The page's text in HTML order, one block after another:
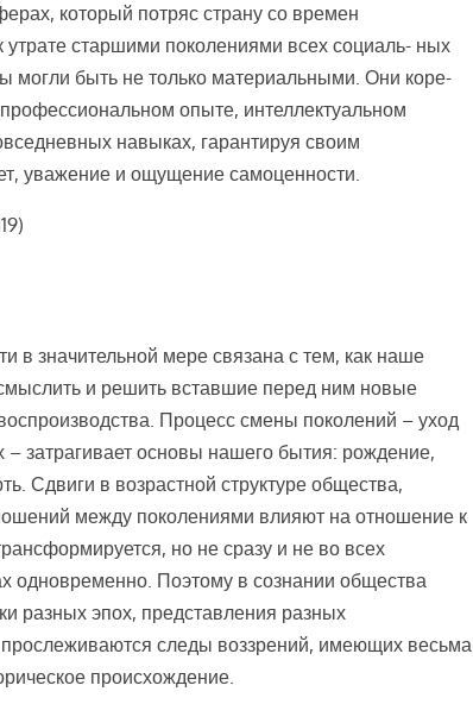
который потряс страну со времен
утрате старшими поколениями всех социаль- ных
могли быть не только материальными. Они коре-
опыте, интеллектуальном
навыках, гарантируя своим
уважение и ощущение самоценности.
в значительной мере связана с тем, как наше
и решить вставшие перед ним новые
Процесс смены поколений – уход
– затрагивает основы нашего бытия: рождение,
Сдвиги в возрастной структуре общества,
между поколениями влияют на отношение к
но не сразу и не во всех
одновременно. Поэтому в сознании общества
разных эпох, представления разных
следы воззрений, имеющих весьма
происхождение.